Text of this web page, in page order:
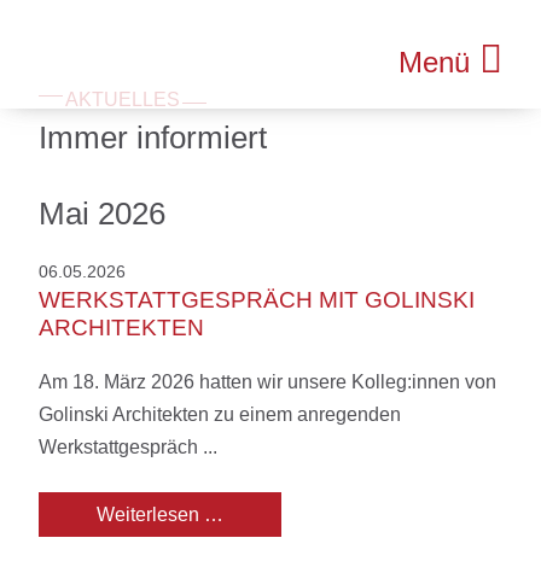
Menü
AKTUELLES
Immer informiert
Mai 2026
06.05.2026
WERKSTATTGESPRÄCH MIT GOLINSKI
ARCHITEKTEN
Am 18. März 2026 hatten wir unsere Kolleg:innen von
Golinski Architekten zu einem anregenden
Werkstattgespräch ...
Weiterlesen …